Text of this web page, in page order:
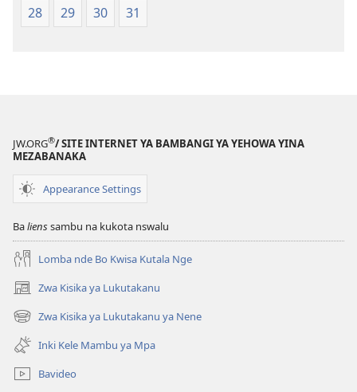
28
29 30 31
JW.ORG®/ SITE INTERNET YA BAMBANGI YA YEHOWA YINA
MEZABANAKA
Appearance Settings
Balienssambu na kukota nswalu
Lomba nde Bo Kwisa Kutala Nge
Zwa Kisika ya Lukutakanu
(ke
kangula
lutiti
ya
mpa)
Zwa Kisika ya Lukutakanu ya Nene
(ke
kangula
lutiti
ya
mpa)
Inki Kele Mambu ya Mpa
Bavideo